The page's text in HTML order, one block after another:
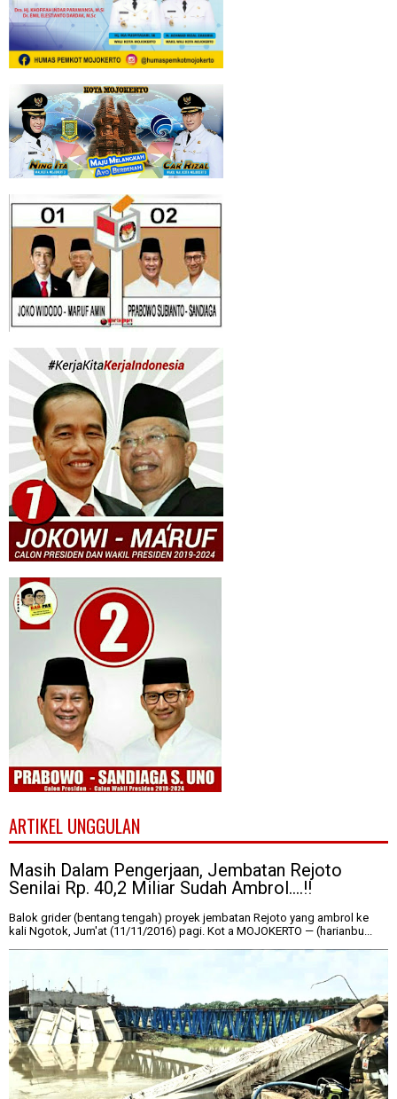
ARTIKEL UNGGULAN
Masih Dalam Pengerjaan, Jembatan Rejoto
Senilai Rp. 40,2 Miliar Sudah Ambrol....!!
Balok grider (bentang tengah) proyek jembatan Rejoto yang ambrol ke
kali Ngotok, Jum'at (11/11/2016) pagi. Kot a MOJOKERTO — (harianbu...